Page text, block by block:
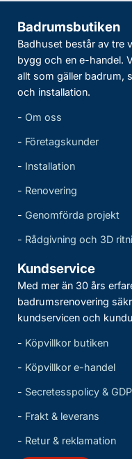
Badrumsbutiken
Badhuset består av tre
bygg och en e-handel.
allt som gäller badrum,
och installation.
- Om oss
- Företagskunder
- Installation
- Renovering
- Genomförda projekt
- Rådgivning och 3D
Kundservice
Med mer än 30 års
badrumsrenovering
kundservicen och
- Köpvillkor butiken
- Köpvillkor e-handel
- Secretesspolicy &
- Frakt & leverans
- Retur & reklamation